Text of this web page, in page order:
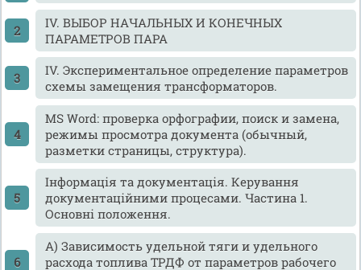
IV. ВЫБОР НАЧАЛЬНЫХ И КОНЕЧНЫХ
ПАРАМЕТРОВ ПАРА
IV. Экспериментальное определение параметров
схемы замещения трансформаторов.
MS Word: проверка орфографии, поиск и замена,
режимы просмотра документа (обычный,
разметки страницы, структура).
Інформація та документація. Керування
документаційними процесами. Частина 1.
Основні положення.
А) Зависимость удельной тяги и удельного
расхода топлива ТРДФ от параметров рабочего